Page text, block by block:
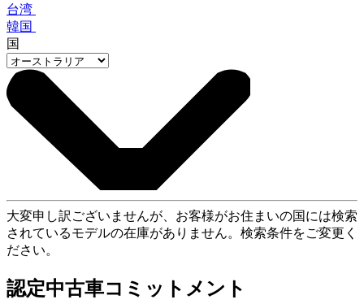
台湾
韓国
国
大変申し訳ございませんが、お客様がお住まいの国には検索
されているモデルの在庫がありません。検索条件をご変更く
ださい。
認定中古車コミットメント